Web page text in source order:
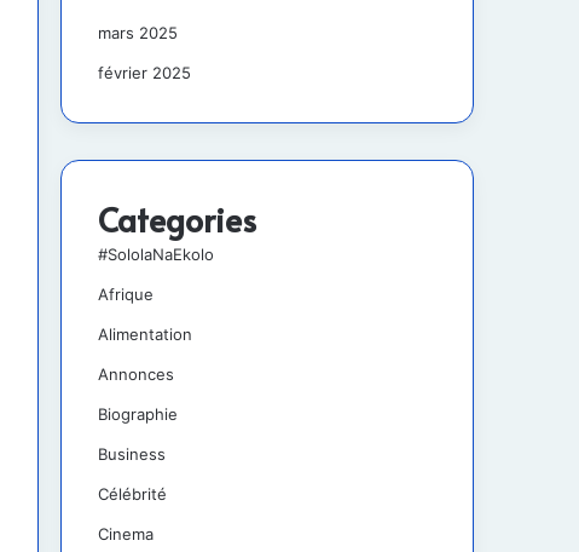
mars 2025
février 2025
Categories
#SololaNaEkolo
Afrique
Alimentation
Annonces
Biographie
Business
Célébrité
Cinema